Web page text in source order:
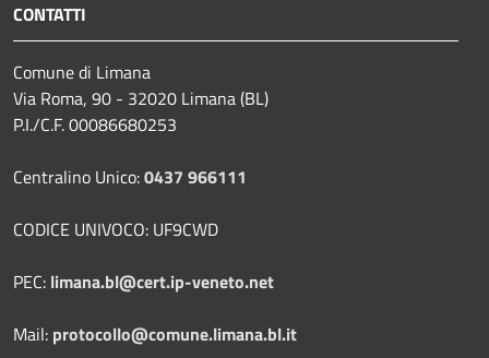
CONTATTI
Comune di Limana
Via Roma, 90 - 32020 Limana (BL)
P.I./C.F. 00086680253
Centralino Unico:0437 966111
CODICE UNIVOCO: UF9CWD
PEC: limana.bl@cert.ip-veneto.net
Mail: protocollo@comune.limana.bl.it